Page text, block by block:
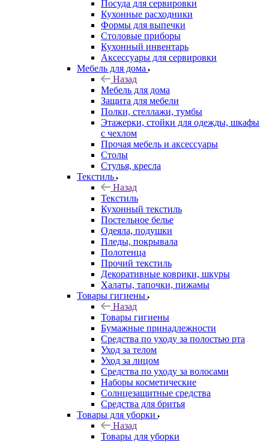
Посуда для сервировки
Кухонные расходники
Формы для выпечки
Столовые приборы
Кухонный инвентарь
Аксессуары для сервировки
Мебель для дома
Назад
Мебель для дома
Защита для мебели
Полки, стеллажи, тумбы
Этажерки, стойки для одежды, шкафы
с чехлом
Прочая мебель и аксессуары
Столы
Стулья, кресла
Текстиль
Назад
Текстиль
Кухонный текстиль
Постельное белье
Одеяла, подушки
Пледы, покрывала
Полотенца
Прочий текстиль
Декоративные коврики, шкуры
Халаты, тапочки, пижамы
Товары гигиены
Назад
Товары гигиены
Бумажные принадлежности
Средства по уходу за полостью рта
Уход за телом
Уход за лицом
Средства по уходу за волосами
Наборы косметические
Солнцезащитные средства
Средства для бритья
Товары для уборки
Назад
Товары для уборки